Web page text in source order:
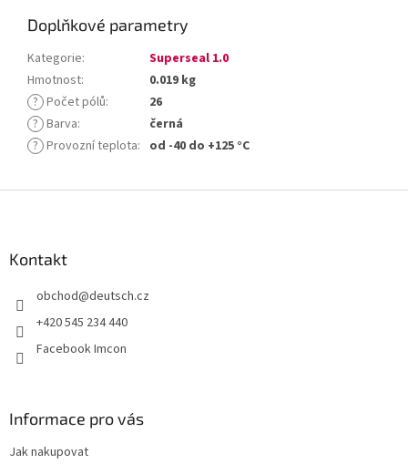
Doplňkové parametry
Kategorie:
Superseal 1.0
Hmotnost:
0.019 kg
? Počet pólů:
26
? Barva:
černá
? Provozní teplota: od -40 do +125 °C
Kontakt
obchod@deutsch.cz
+420 545 234 440
Facebook Imcon
Informace pro vás
Jak nakupovat